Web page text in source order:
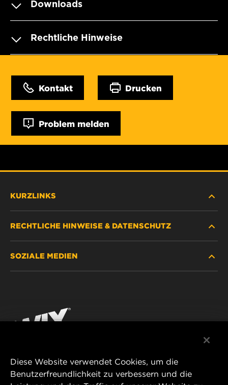
Downloads
Rechtliche Hinweise
Kontakt Drucken
Problem melden
KURZLINKS
HÄNDLERSUCHE
KONTAKT
RECHTLICHE HINWEISE & DATENSCHUTZ
IMPRESSUM
SOZIALE MEDIEN
YouTube
MANN+HUMMEL FT Poland
Diese Website verwendet Cookies, um die
Benutzerfreundlichkeit zu verbessern und die